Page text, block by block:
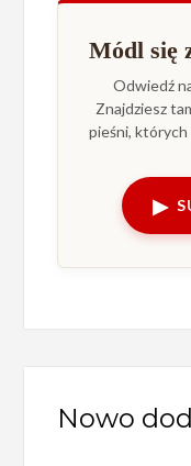
Módl się
Odwiedź
Znajdziesz
pieśni, których
▶
Nowo